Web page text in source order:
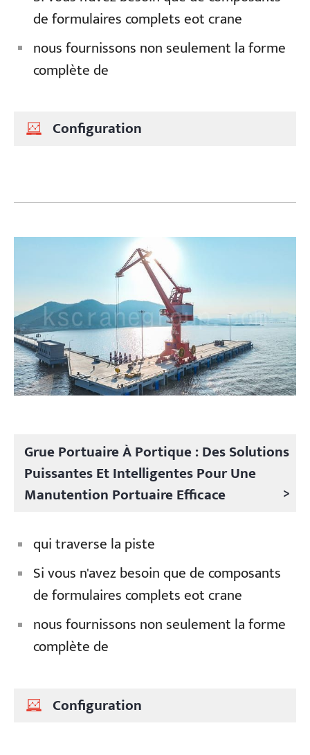
de formulaires complets eot crane
nous fournissons non seulement la forme
complète de
Configuration
Grue Portuaire À Portique : Des Solutions
Puissantes Et Intelligentes Pour Une
Manutention Portuaire Efficace
>
qui traverse la piste
Si vous n'avez besoin que de composants
de formulaires complets eot crane
nous fournissons non seulement la forme
complète de
Configuration